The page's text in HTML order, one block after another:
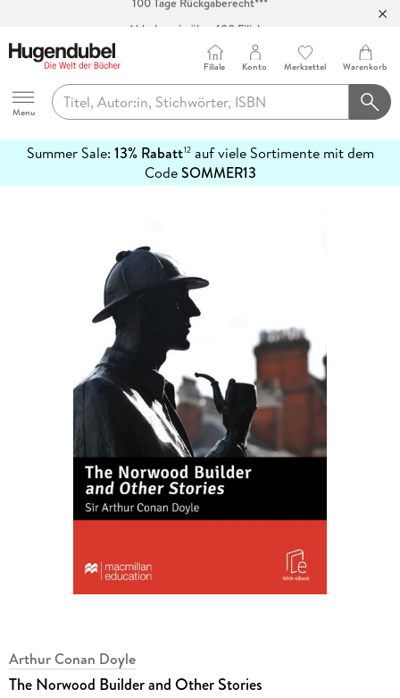
Abholung in über 100 Filialen
Hugendubel
Menu
Filiale Konto Merkzettel Warenkorb
Summer Sale: 13% Rabatt12auf viele Sortimente mit dem
CodeSOMMER13
erfahren
Arthur Conan Doyle
The Norwood Builder and Other Stories